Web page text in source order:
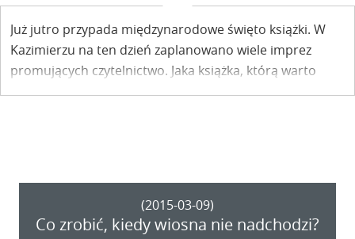
Już jutro przypada międzynarodowe święto książki. W
Kazimierzu na ten dzień zaplanowano wiele imprez
promujących czytelnictwo. Jaka książka, którą warto
byłoby też polecić innym, byłaby najlepszym prezentem
(2015-03-09)
Co zrobić, kiedy wiosna nie nadchodzi?